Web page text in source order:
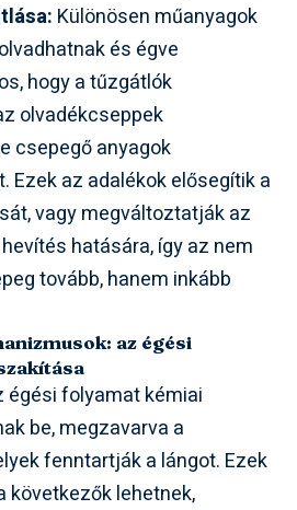
Különösen műanyagok
és égve
hogy a tűzgátlók
olvadékcseppek
csepegő anyagok
Ezek az adalékok elősegítik a
vagy megváltoztatják az
hatására, így az nem
tovább, hanem inkább
az égési
égési folyamat kémiai
be, megzavarva a
fenntartják a lángot. Ezek
következők lehetnek,